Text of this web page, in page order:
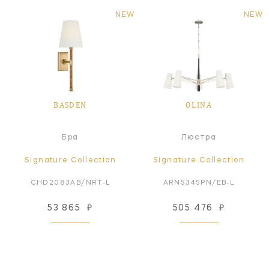
NEW
BASDEN
Бра
Signature Collection
CHD2083AB/NRT-L
53 865 ₽
NEW
OLINA
Люстра
Signature Collection
ARN5345PN/EB-L
505 476 ₽